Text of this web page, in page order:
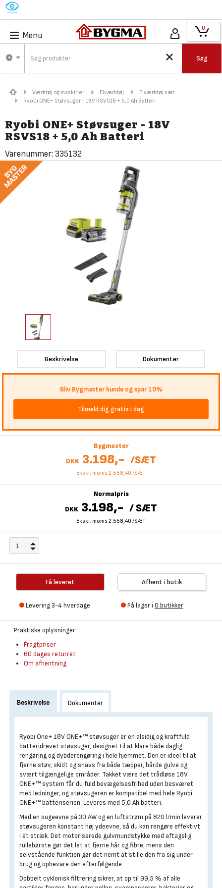
M
Menu
Søg
0
Værktøj og maskiner Elværktøj
Elværktøj sæt
Ryobi ONE+ Støvsuger - 18V RSVS18 + 5,0 Ah Batteri
Ryobi ONE+ Støvsuger - 18V
RSVS18 + 5,0 Ah Batteri
Varenummer: 335132
Beskrivelse Dokumenter
Bliv Bygmaster kunde og spar 10%
Tilmeld dig gratis i dag
Bygmaster
DKK 3.198,- /SÆT
Ekskl. moms 2.558,40 /SÆT
Normalpris
DKK 3.198,- /SÆT
Ekskl. moms 2.558,40 /SÆT
Få leveret
Levering 3-4 hverdage
Afhent i butik
På lager i 0 butikker
Praktiske oplysninger:
Fragtpriser
60 dages returret
Om afhentning
Beskrivelse Dokumenter
Ryobi One+ 18V ONE+™ støvsuger er en alsidig og kraftfuld
batteridrevet støvsuger, designet til at klare både daglig
rengøring og dybderengøring i hele hjemmet. Den er ideel til at
fjerne støv, skidt og snavs fra både tæpper, hårde gulve og
svært tilgængelige områder. Takket være det trådløse 18V
ONE+™ system får du fuld bevægelsesfrihed uden besværet
med ledninger, og støvsugeren er kompatibel med hele Ryobi
ONE+™ batteriserien. Leveres med 5,0 Ah batteri.
Med en sugeevne på 30 AW og en luftstrøm på 820 l/min leverer
støvsugeren konstant høj ydeevne, så du kan rengøre effektivt
i ét stræk. Det motoriserede gulvmundstykke med aftagelig
rullebørste gør det let at fjerne hår og fibre, mens den
selvstående funktion gør det nemt at stille den fra sig under
brug og opbevare den efterfølgende.
Dobbelt cyklonisk filtrering sikrer, at op til 99,5 % af alle